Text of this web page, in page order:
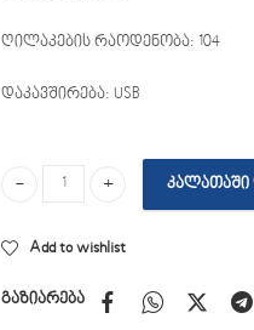
ღილაკების რაოდენობა: 104
დაკავშირება: USB
ᲙᲐᲚᲐᲗᲐᲨᲘ
Add to wishlist
გაზიარება